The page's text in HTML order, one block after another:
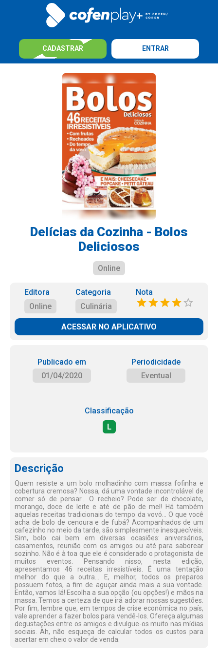
CADASTRAR ENTRAR
Delícias da Cozinha - Bolos
Deliciosos
Online
Editora
Online
Categoria
Culinária
Nota
ACESSAR NO APLICATIVO
Publicado em
01/04/2020
Periodicidade
Eventual
Classificação
L
Descrição
Quem resiste a um bolo molhadinho com massa fofinha e
cobertura cremosa? Nossa, dá uma vontade incontrolável de
comer só de pensar... O recheio? Pode ser de chocolate,
morango, doce de leite e até de pão de mel! Há também
aquelas receitas tradicionais do tempo da vovó... O que você
acha de bolo de cenoura e de fubá? Acompanhados de um
cafezinho no meio da tarde, são simplesmente inesquecíveis.
Sim, bolo cai bem em diversas ocasiões: aniversários,
casamentos, reunião com os amigos ou até para saborear
sozinho. Não é à toa que ele é considerado o protagonista de
muitos eventos. Pensando nisso, nesta edição,
apresentamos 46 receitas irresistíveis. É uma tentação
melhor do que a outra... E, melhor, todos os preparos
possuem fotos, a fim de aguçar ainda mais a sua vontade.
Então, vamos lá! Escolha a sua opção (ou opções!) e mãos na
massa. Temos a certeza de que irá adorar nossas sugestões.
Por fim, lembre que, em tempos de crise econômica no país,
vale aprender a fazer bolos para vendê-los. Ofereça algumas
degustações entre os amigos e divulgue-os muito nas mídias
sociais. Ah, não esqueça de calcular todos os custos para
acertar em cheio o valor de venda.